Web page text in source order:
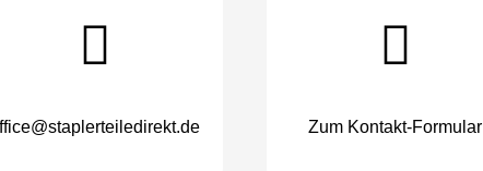
Zum Kontakt-Formular